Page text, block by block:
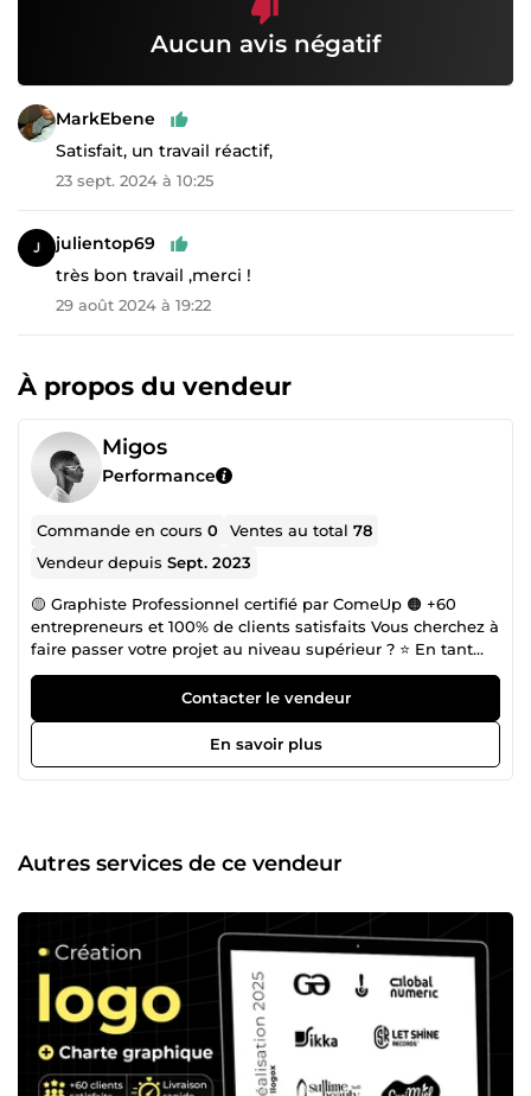
Aucun avis négatif
MarkEbene
Satisfait, un travail réactif,
23 sept. 2024 à 10:25
julientop69
très bon travail ,merci !
29 août 2024 à 19:22
À propos du vendeur
Migos
Performance
Commande en cours0 Ventes au total78
Vendeur depuisSept. 2023
🟡 Graphiste Professionnel certifié par ComeUp 🟠 +60
entrepreneurs et 100% de clients satisfaits Vous cherchez à
faire passer votre projet au niveau supérieur ? ⭐️ En tant
que graphiste Professionnel avec 5 ans d'expérience, je
vous offre non seulement des créations de logos
percutants, des supports marketing innovants, et des sites
web captivants, mais aussi une garantie de satisfaction
client. Prêt à transformer votre vision en réalité ?
immédiatement. Ne laissez pas votre projet attendre,
contactez-moi maintenant et commençons à travailler sur
Contacter le vendeur
En savoir plus
Autres services de ce vendeur